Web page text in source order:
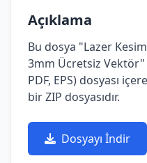
Açıklama
Bu dosya "Lazer
3mm Ücretsiz Vektör"
PDF, EPS) dosyası
bir ZIP dosyasıdır.
Dosyayı İndir